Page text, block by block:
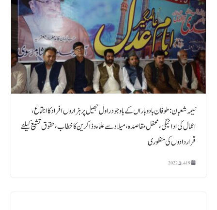
نیمہ شعبان :طوفان بادوباراں کے باوجود راول جھیل پر ہزاروں افراد کا اجتماع،
اعمال کی ادائیگی، محفل مقاصدہ، میلاد سے علماء و ذاکرین کا خطاب، حقوق تشیع کیلئے
قراردادوں کی منظوری
19 مارچ, 2022